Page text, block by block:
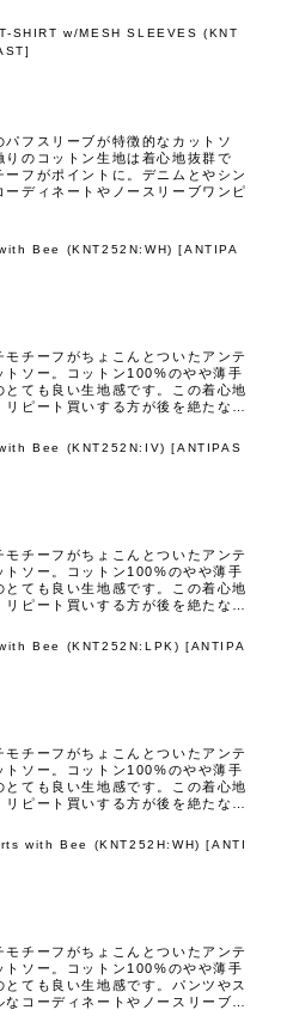
SHIRT w/MESH SLEEVES (KNT
]
パフスリーブが特徴的なカットソ
りのコットン生地は着心地抜群で
ーフがポイントに。デニムとやシン
ーディネートやノースリーブワンピ
Bee (KNT252N:WH) [ANTIPA
モチーフがちょこんとついたアンテ
トソー。コットン100%のやや薄手
とても良い生地感です。この着心地
リピート買いする方が後を絶たな…
Bee (KNT252N:IV) [ANTIPAS
モチーフがちょこんとついたアンテ
トソー。コットン100%のやや薄手
とても良い生地感です。この着心地
リピート買いする方が後を絶たな…
Bee (KNT252N:LPK) [ANTIPA
モチーフがちょこんとついたアンテ
トソー。コットン100%のやや薄手
とても良い生地感です。この着心地
リピート買いする方が後を絶たな…
with Bee (KNT252H:WH) [ANTI
モチーフがちょこんとついたアンテ
トソー。コットン100%のやや薄手
ても良い生地感です。パンツやス
なコーディネートやノースリーブ…